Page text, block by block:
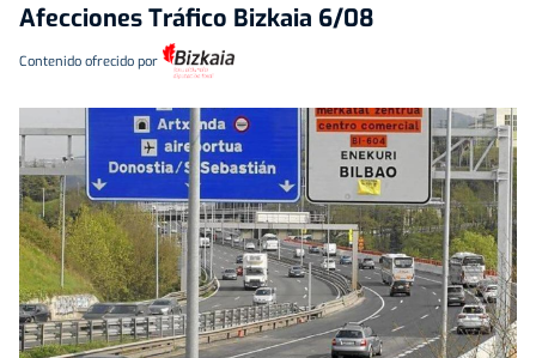
Afecciones Tráfico Bizkaia 6/08
Contenido ofrecido por